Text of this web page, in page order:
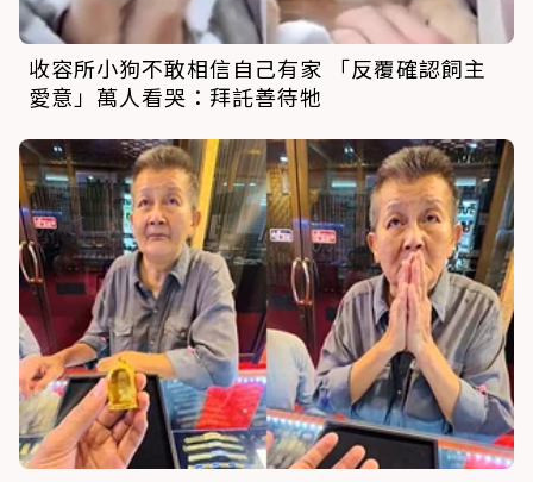
收容所小狗不敢相信自己有家 「反覆確認飼主
愛意」萬人看哭：拜託善待牠